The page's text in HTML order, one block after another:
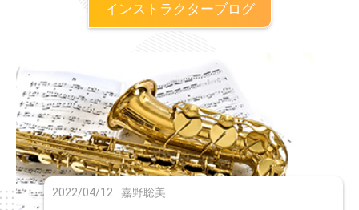
インストラクターブログ
2022/04/12 嘉野聡美